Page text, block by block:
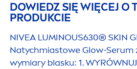
DOWIEDZ SIĘ WIĘCEJ O
PRODUKCIE
NIVEA LUMINOUS630®SKIN
Natychmiastowe Glow-Serum
wymiary blasku: 1.